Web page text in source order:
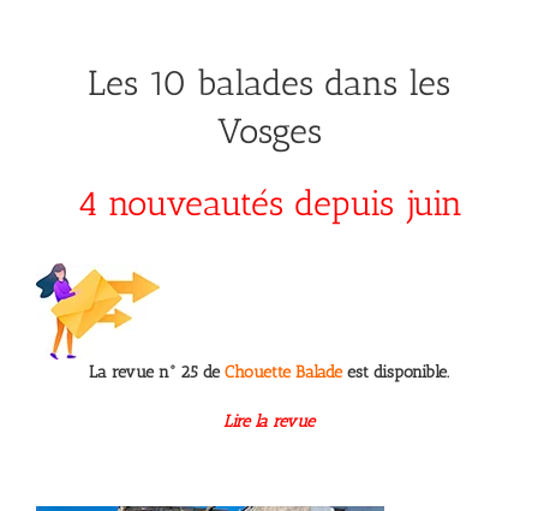
Les 10 balades dans les
Vosges
4 nouveautés depuis juin
La revue n° 25 deChouette Baladeest disponible.
Lire la revue